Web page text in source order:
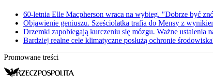
60-letnia Elle Macpherson wraca na wybieg. "Dobrze być
Objawienie geniuszu. Sześciolatka trafia do Mensy z
Drzemki zapobiegają kurczeniu się mózgu. Ważne ustalenia
Bardziej realne cele klimatyczne posłużą ochronie
Promowane treści